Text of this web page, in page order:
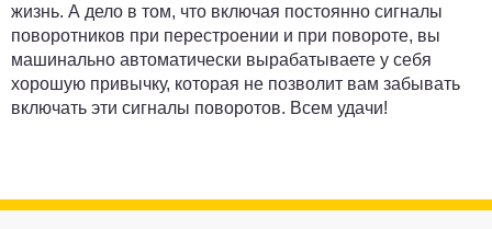
жизнь. А дело в том, что включая постоянно сигналы
поворотников при перестроении и при повороте, вы
машинально автоматически вырабатываете у себя
хорошую привычку, которая не позволит вам забывать
включать эти сигналы поворотов. Всем удачи!